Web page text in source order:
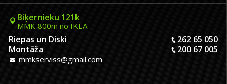
Biķernieku 121k
MMK 800m no IKEA
Riepas un Diski
262 65 050
Montāža
200 67 005
mmkserviss@gmail.com